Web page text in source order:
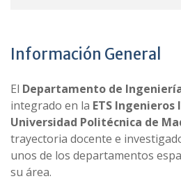
Información General
El Departamento de
integrado en la ETS
Universidad Politécnica de
trayectoria docente e
unos de los departamentos
su área.